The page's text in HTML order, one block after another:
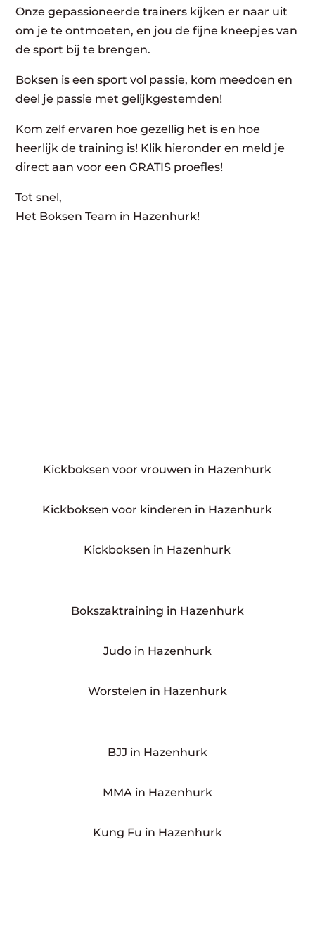
Onze gepassioneerde trainers kijken er naar uit
om je te ontmoeten, en jou de fijne kneepjes van
de sport bij te brengen.
Boksen is een sport vol passie, kom meedoen en
deel je passie met gelijkgestemden!
Kom zelf ervaren hoe gezellig het is en hoe
heerlijk de training is! Klik hieronder en meld je
direct aan voor een GRATIS proefles!
Tot snel,
Het Boksen Team in Hazenhurk!
Kickboksen voor vrouwen in Hazenhurk
Kickboksen voor kinderen in Hazenhurk
Kickboksen in Hazenhurk
Bokszaktraining in Hazenhurk
Judo in Hazenhurk
Worstelen in Hazenhurk
BJJ in Hazenhurk
MMA in Hazenhurk
Kung Fu in Hazenhurk